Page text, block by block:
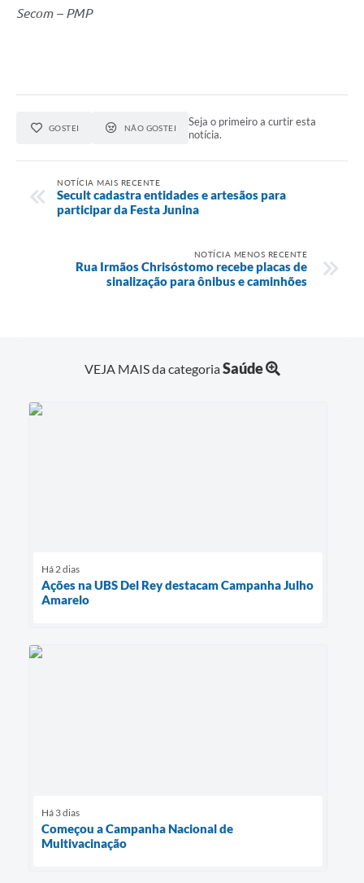
Secom – PMP
GOSTEI NÃO GOSTEI
Seja o primeiro a curtir esta
notícia.
NOTÍCIA MAIS RECENTE
Secult cadastra entidades e artesãos para
participar da Festa Junina
NOTÍCIA MENOS RECENTE
Rua Irmãos Chrisóstomo recebe placas de
sinalização para ônibus e caminhões
VEJA MAIS da categoriaSaúde
Há 2 dias
Ações na UBS Del Rey destacam Campanha Julho
Amarelo
Há 3 dias
Começou a Campanha Nacional de
Multivacinação